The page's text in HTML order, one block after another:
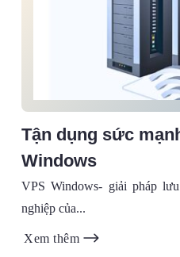
Tận dụng sức
Windows
VPS Windows- giải pháp
nghiệp của...
Xem thêm